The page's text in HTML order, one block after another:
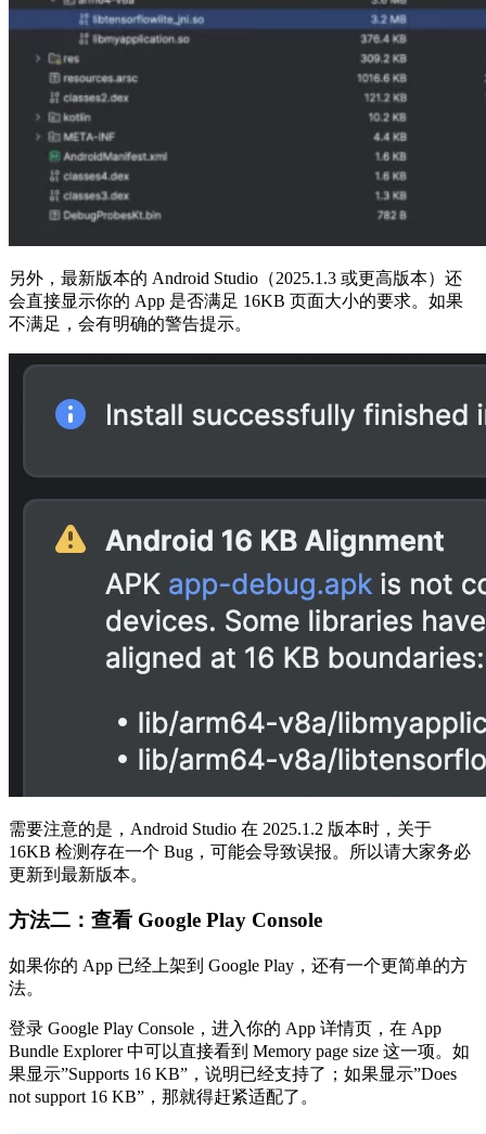
另外，最新版本的 Android Studio（2025.1.3 或更高版本）还
会直接显示你的 App 是否满足 16KB 页面大小的要求。如果
不满足，会有明确的警告提示。
需要注意的是，Android Studio 在 2025.1.2 版本时，关于
16KB 检测存在一个 Bug，可能会导致误报。所以请大家务必
更新到最新版本。
方法二：查看 Google Play Console
如果你的 App 已经上架到 Google Play，还有一个更简单的方
法。
登录 Google Play Console，进入你的 App 详情页，在 App
Bundle Explorer 中可以直接看到 Memory page size 这一项。如
果显示”Supports 16 KB”，说明已经支持了；如果显示”Does
not support 16 KB”，那就得赶紧适配了。